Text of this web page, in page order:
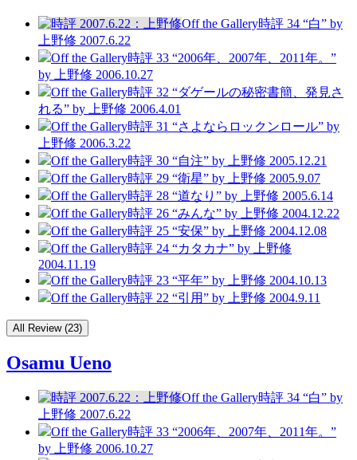
Off the Gallery時評 34 “白” by
上野修 2007.6.22
Off the Gallery時評 33 “2006年、2007年、2011年。”
by 上野修 2006.10.27
Off the Gallery時評 32 “ダゲールの秘密書簡、発見さ
れる” by 上野修 2006.4.01
Off the Gallery時評 31 “さよならロックンロール” by
上野修 2006.3.22
Off the Gallery時評 30 “自注” by 上野修 2005.12.21
Off the Gallery時評 29 “衛星” by 上野修 2005.9.07
Off the Gallery時評 28 “道なり” by 上野修 2005.6.14
Off the Gallery時評 26 “みんな” by 上野修 2004.12.22
Off the Gallery時評 25 “安保” by 上野修 2004.12.08
Off the Gallery時評 24 “カタカナ” by 上野修
2004.11.19
Off the Gallery時評 23 “平年” by 上野修 2004.10.13
Off the Gallery時評 22 “引用” by 上野修 2004.9.11
All Review (23)
Osamu Ueno
Off the Gallery時評 34 “白” by
上野修 2007.6.22
Off the Gallery時評 33 “2006年、2007年、2011年。”
by 上野修 2006.10.27